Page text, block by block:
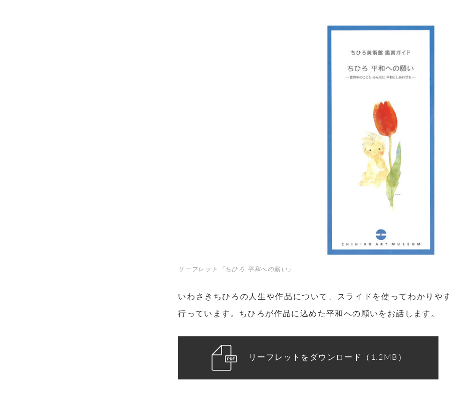
リーフレット「ちひろ 平和への願い」
いわさきちひろの人生や作品について、スライドを使ってわかりや
行っています。ちひろが作品に込めた平和への願いをお話します。
リーフレットをダウンロード（1.2MB）